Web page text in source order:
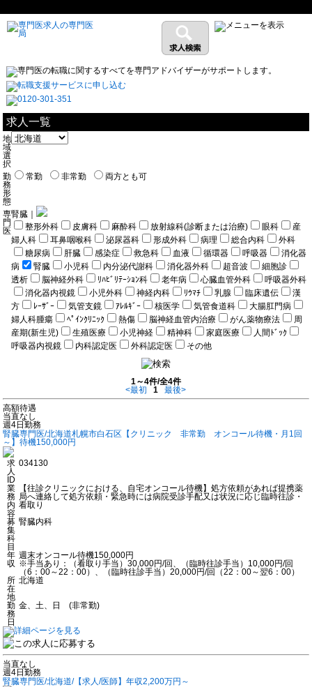
求人一覧
地
域
選
択
勤
務
形
態
常勤 非常勤 両方とも可
専
門
医
腎臓｜
整形外科
皮膚科 麻酔科 放射線科(診断または治療) 眼科
産
婦人科
耳鼻咽喉科 泌尿器科 形成外科 病理 総合内科
外科
糖尿病
肝臓 感染症 救急科 血液 循環器 呼吸器
消化器
病
腎臓 小児科 内分泌代謝科 消化器外科 超音波
細胞診
透析
脳神経外科 ﾘﾊﾋﾞﾘﾃｰｼｮﾝ科 老年病 心臓血管外科
呼吸器外科
消化器内視鏡
小児外科 神経内科 ﾘｳﾏﾁ 乳腺 臨床遺伝
漢
方
ﾚｰｻﾞｰ 気管支鏡 ｱﾚﾙｷﾞｰ 核医学 気管食道科
大腸肛門病
婦人科腫瘍
ﾍﾟｲﾝｸﾘﾆｯｸ 熱傷 脳神経血管内治療 がん薬物療法
周
産期(新生児)
生殖医療 小児神経 精神科 家庭医療
人間ﾄﾞｯｸ
呼吸器内視鏡
内科認定医 外科認定医 その他
1～4件/全4件
<最初
1
最後>
高額待遇
当直なし
週4日勤務
腎臓専門医/北海道札幌市白石区【クリニック 非常勤 オンコール待機・月1回
～】待機150,000円
求
人
ID
034130
業
務
内
容
【往診クリニックにおける、自宅オンコール待機】処方依頼があれば提携薬
局へ連絡して処方依頼・緊急時には病院受診手配又は状況に応じ臨時往診・
看取り
募
集
科
目
腎臓内科
年
収
週末オンコール待機150,000円
※手当あり：（看取り手当）30,000円/回、（臨時往診手当）10,000円/回
（6：00～22：00）、（臨時往診手当）20,000円/回（22：00～翌6：00）
所
在
地
北海道
勤
務
日
金、土、日 (非常勤)
当直なし
週4日勤務
腎臓専門医/北海道/【求人/医師】年収2,200万円～